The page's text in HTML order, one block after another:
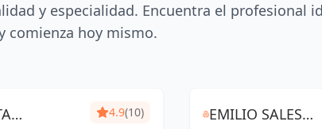
y especialidad. Encuentra el profesional
comienza hoy mismo.
4.9(10)
EMILIO SALES